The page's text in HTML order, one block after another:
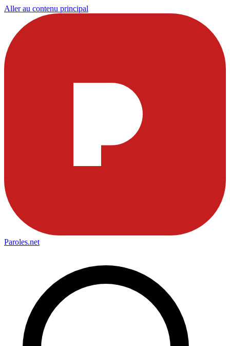
Aller au contenu principal
Paroles.net